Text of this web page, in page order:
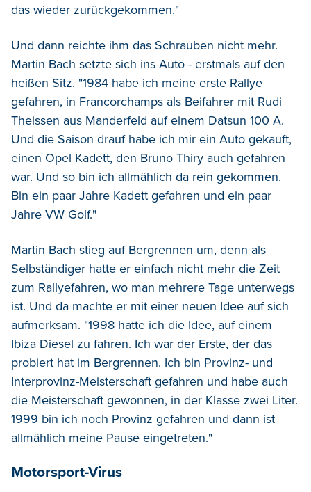
das wieder zurückgekommen."
Und dann reichte ihm das Schrauben nicht mehr.
Martin Bach setzte sich ins Auto - erstmals auf den
heißen Sitz. "1984 habe ich meine erste Rallye
gefahren, in Francorchamps als Beifahrer mit Rudi
Theissen aus Manderfeld auf einem Datsun 100 A.
Und die Saison drauf habe ich mir ein Auto gekauft,
einen Opel Kadett, den Bruno Thiry auch gefahren
war. Und so bin ich allmählich da rein gekommen.
Bin ein paar Jahre Kadett gefahren und ein paar
Jahre VW Golf."
Martin Bach stieg auf Bergrennen um, denn als
Selbständiger hatte er einfach nicht mehr die Zeit
zum Rallyefahren, wo man mehrere Tage unterwegs
ist. Und da machte er mit einer neuen Idee auf sich
aufmerksam. "1998 hatte ich die Idee, auf einem
Ibiza Diesel zu fahren. Ich war der Erste, der das
probiert hat im Bergrennen. Ich bin Provinz- und
Interprovinz-Meisterschaft gefahren und habe auch
die Meisterschaft gewonnen, in der Klasse zwei Liter.
1999 bin ich noch Provinz gefahren und dann ist
allmählich meine Pause eingetreten."
Motorsport-Virus